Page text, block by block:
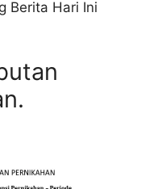
Berita Hari Ini